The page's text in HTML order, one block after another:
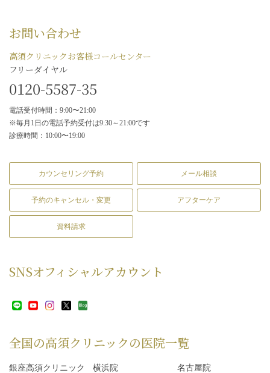
お問い合わせ
高須クリニックお客様コールセンター
フリーダイヤル
0120-5587-35
電話受付時間：9:00〜21:00
※毎月1日の電話予約受付は9:30～21:00です
診療時間：10:00〜19:00
カウンセリング予約 メール相談
予約のキャンセル・変更 アフターケア
資料請求
SNSオフィシャルアカウント
全国の高須クリニックの医院一覧
銀座高須クリニック 横浜院 名古屋院